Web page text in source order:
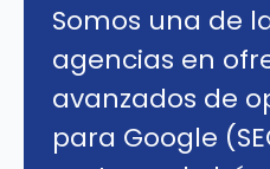
Somos una de
agencias en
avanzados de
para Google